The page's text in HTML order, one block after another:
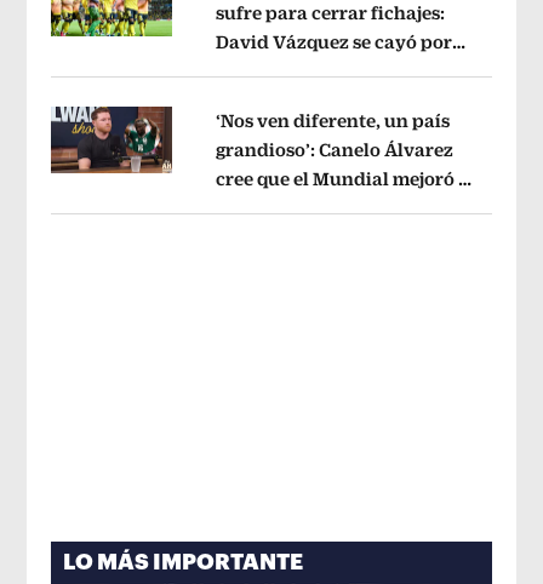
Opens in new window
sufre para cerrar fichajes:
David Vázquez se cayó por
Opens in new window
‘Nos ven diferente, un país
grandioso’: Canelo Álvarez
cree que el Mundial mejoró la
LO MÁS IMPORTANTE